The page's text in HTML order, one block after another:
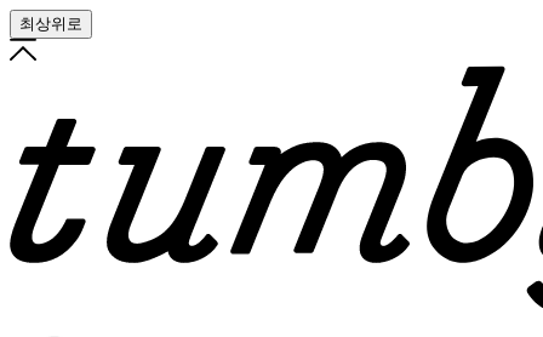
최상위로